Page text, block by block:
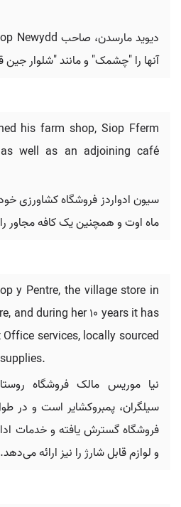
آنها را "چشمک" و مانند "شلوار
his farm shop, Siop Fferm
well as an adjoining café
سیون ادواردز فروشگاه کشاورزی
ماه اوت و همچنین یک کافه مجاور را
y Pentre, the village store in
and during her 10 years it has
services, locally sourced
فروشگاه گسترش یافته و خدمات
و لوازم قابل شارژ را نیز ارائه می‌دهد.